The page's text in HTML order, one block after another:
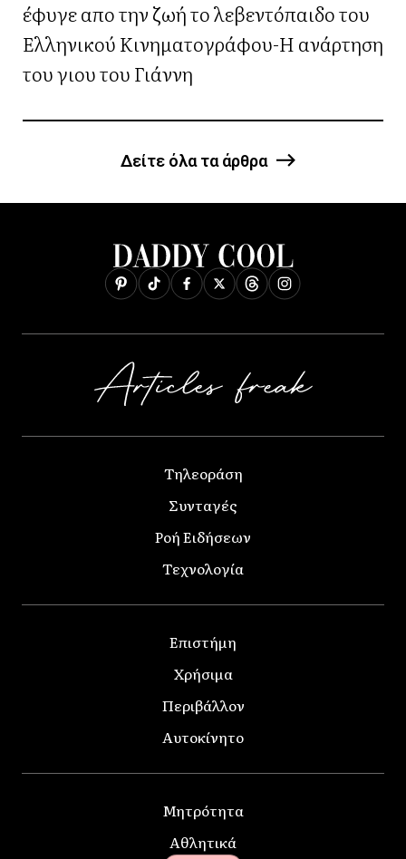
έφυγε απο την ζωή το λεβεντόπαιδο του
Ελληνικού Κινηματογράφου-Η ανάρτηση
του γιου του Γιάννη
Δείτε όλα τα άρθρα
Τηλεοράση
Συνταγές
Ροή Ειδήσεων
Τεχνολογία
Επιστήμη
Χρήσιμα
Περιβάλλον
Αυτοκίνητο
Μητρότητα
Αθλητικά